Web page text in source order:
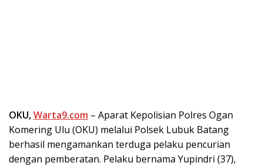
OKU,Warta9.com – Aparat Kepolisian Polres Ogan
Komering Ulu (OKU) melalui Polsek Lubuk Batang
berhasil mengamankan terduga pelaku pencurian
dengan pemberatan. Pelaku bernama Yupindri (37),